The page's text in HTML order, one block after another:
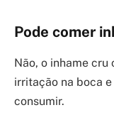
Pode comer
Não, o inhame
irritação na boca
consumir.